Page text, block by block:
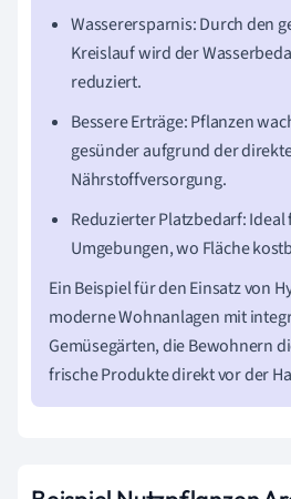
Wasserersparnis: Durch den
Kreislauf wird der
reduziert.
Bessere Erträge: Pflanzen
gesünder aufgrund der
Nährstoffversorgung.
Reduzierter Platzbedarf:
Umgebungen, wo Fläche
Ein Beispiel für den Einsatz von
moderne Wohnanlagen mit
Gemüsegärten, die Bewohnern
frische Produkte direkt vor der